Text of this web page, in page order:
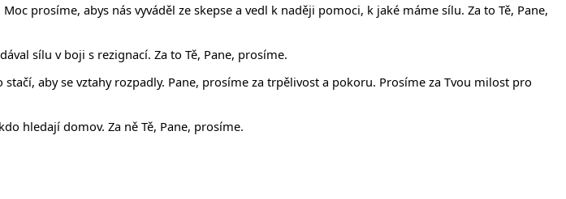
prosíme, abys nás vyváděl ze skepse a vedl k naději pomoci, k jaké máme sílu. Za to Tě, Pane,
sílu v boji s rezignací. Za to Tě, Pane, prosíme.
aby se vztahy rozpadly. Pane, prosíme za trpělivost a pokoru. Prosíme za Tvou milost pro
hledají domov. Za ně Tě, Pane, prosíme.